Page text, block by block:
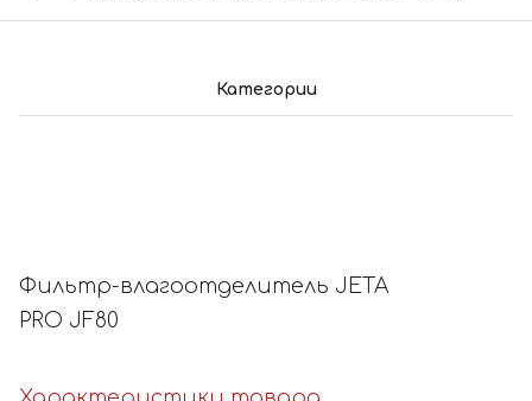
Категории
Фильтр-влагоотделитель JETA
PRO JF80